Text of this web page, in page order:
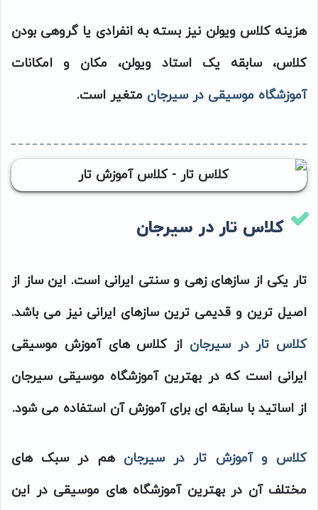
هزینه کلاس ویولن نیز بسته به انفرادی یا گروهی بودن
کلاس، سابقه یک استاد ویولن، مکان و امکانات
آموزشگاه موسیقی در سیرجان متغیر است.
کلاس تار در سیرجان
تار یکی از سازهای زهی و سنتی ایرانی است. این ساز از
اصیل ترین و قدیمی ترین سازهای ایرانی نیز می باشد.
کلاس تار در سیرجان از کلاس های آموزش موسیقی
ایرانی است که در بهترین آموزشگاه موسیقی سیرجان
از اساتید با سابقه ای برای آموزش آن استفاده می شود.
کلاس و آموزش تار در سیرجان هم در سبک های
مختلف آن در بهترین آموزشگاه های موسیقی در این